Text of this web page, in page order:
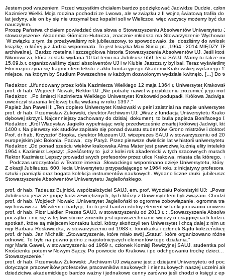
Jestem pod wrażeniem. Przed wszystkim chciałem bardzo podziękować Jadwidze Dudzie,
Kazimierz Wielki. Moja rodzina pochodzi ze Lwowa, ale w związku z II wojną światową trafiła
lat jedyny, ale on by się nie utrzymał bez kopalni soli w Wieliczce, więc wszyscy możemy być
nauczyłem.
Proszę Państwa chciałem powiedzieć dwa słowa o Stowarzyszeniu Absolwentów
stowarzyszenie. Akademia Górniczo-Hutnicza, znacznie młodsza ma Stowarzyszenie
W związku z tym, że przeżywaliśmy rok jubileuszowy, to spowodowało, że doszliśmy do
książkę, o której już Jadzia wspominała. To jest książka Marii Stinia pt. „1964 - 2014 MIĘDZY
archiwalnej. Bardzo rzetelna i szczegółowa historia Stowarzyszenia Absolwentów UJ. Jeśli
Nikorowicza, która została wydana 10 lat temu na Jubileusz 650. lecia SAUJ. Mamy tu także
15.09.b.r. organizowaliśmy zjazd absolwentów UJ i w Klubie Jaszczury był bal. Teraz
Film rozpoczyna się fragmentem tekstu z aktu fundacyjnego Akademii Krakowskiej wydanego
miejsce, na którym by Studium Powszechne w każdym dozwolonym wydziale kwitnęło. […]
Redaktor: „Ufundowany przez króla Kazimierza Wielkiego 12 maja 1364 r, Uniwersytet
prof. dr hab. Wojciech Nowak, Rektor UJ: „Nie potrafię nawet w przybliżeniu zrozumieć jego
Redaktor: „Po śmierci Kazimierza Wielkiego Uniwersytet Krakowski podupadł. Królowa
uwieńczył starania królowej bullą wydaną w roku 1397.”
Papież Jan Paweł II: „Ten dopiero Uniwersytet Krakowski w pełni zaistniał na mapie
prof. dr hab. Przemysław Żukowski, dyrektor Archiwum UJ: „Wraz z fundacją Uniwersytetu
dębowej skrzyni. Najcenniejszy zachowany do dzisiaj dokument, to bulla papieża Bonifacego
Redaktor: „Król Władysław Jagiełło wypełniając wolę przedwcześnie zmarłej królowej
1400 r. Na pierwszy rok studiów zapisało się ponad dwustu studentów. Grono mistrzów i
Prof. dr hab. Krzysztof Stopka, dyrektor Muzeum UJ, wiceprezes SAUJ w stowarzyszeniu od
europejskim jak: Bolonia, Padwa, czy Paryż. Przez pierwsze dwieście lat w historii
Redaktor: „Od ponad sześciu wieków krakowska Alma Mater jest prawdziwą kuźnią elity
1964 r. Kazimierz Lepszy: „Sześćsetny to już z kolei rok akademicki w tych szacownych
Rektor Kazimierz Lepszy prowadzi swych profesorów przez ulice Krakowa, miasta dla
Podczas uroczystości w Teatrze imienia Słowackiego wspominano dzieje Uniwersytetu,
Z okazji Jubileuszu 600. lecia Uniwersytetu przypadającego w 1964 roku z inicjatywy
sztuki i pamiątki oraz bogata kolekcja instrumentów naukowych. Wydano liczne druki
Stowarzyszenie Absolwentów Uniwersytetu Jagiellońskiego.
prof. dr hab. Tadeusz Bujnicki, współzałożyciel SAUJ, em. prof. Wydziału Polonistyki UJ:
Jubileuszu jeszcze grupę ludzi zewnętrznych, tych którzy z Uniwersytetem byli związani.
prof. dr hab. Wojciech Nowak: „Uniwersytet Jagielloński to ogromne zobowiązanie, ogromna
wychowawcza. Mówiłem o tradycji, bo to jest bardzo istotny element w funkcjonowaniu
prof. dr hab. Piotr Laidler. Prezes SAUJ, w stowarzyszeniu od 2013 r. : „Stowarzyszenie
początku i nic się w tej kwestii nie zmieniło jest upowszechnianie wiedzy o osiągnięciach
spotkań, które są miejscem kontaktu ludzi, którzy skończyli ten Uniwersytet i chcą dalej z nim
mgr Barbara Rosławiecka, w stowarzyszeniu od 1983 r.. kronikarka i członek Sądu
prof. dr hab. Jan Michalik: „Stowarzyszenie, które miało swój „Statut”, które organizowano
odnowić. To było na pewno jedno z najistotniejszych elementów tego działania.”
mgr Maria Gaweł, w stowarzyszeniu od 1969 r., członek Komisji Rewizyjnej SAUJ, studentka
Krościenku potem w Nowym Sączy. Po powrocie do Krakowa i po odchgowaniu trochę
Stowarzyszenie.”
prof. dr hab. Przemysław Żukowski: „Archiwum UJ związane jest z dziejami Uniwersytetu od
dotyczące pracowników profesorów, pracowników naukowych i nienaukowych naszej
dziedzictwa akademickiego bardzo ważny i jednakowo cenny zarówno jeśli chodzi o księgi z